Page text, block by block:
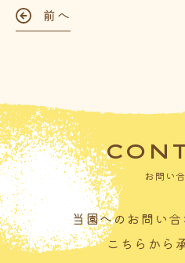
前へ
お問い
当園へのお問い
こちらから